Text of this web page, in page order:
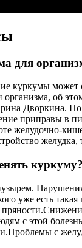
для
куркумы может
об
Дворкина. По
приправы в
желудочно-
желудка,
куркуму?
уже есть
с этой
с